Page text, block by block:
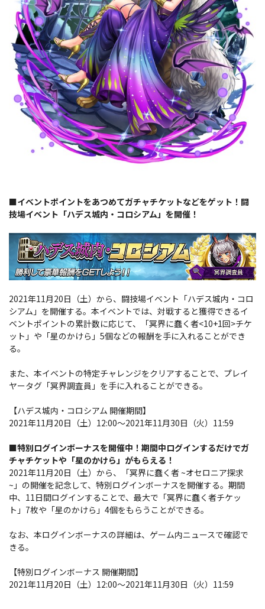
■イベントポイントをあつめてガチャチケットなどをゲット！闘
技場イベント「ハデス城内・コロシアム」を開催！
2021年11月20日（土）から、闘技場イベント「ハデス城内・コロ
シアム」を開催する。本イベントでは、対戦すると獲得できるイ
ベントポイントの累計数に応じて、「冥界に蠢く者<10+1回>チケ
ット」や「星のかけら」5個などの報酬を手に入れることができ
る。
また、本イベントの特定チャレンジをクリアすることで、プレイ
ヤータグ「冥界調査員」を手に入れることができる。
【ハデス城内・コロシアム 開催期間】
2021年11月20日（土）12:00～2021年11月30日（火）11:59
■特別ログインボーナスを開催中！期間中ログインするだけでガ
チャチケットや「星のかけら」がもらえる！
2021年11月20日（土）から、「冥界に蠢く者 ~オセロニア探求
~」の開催を記念して、特別ログインボーナスを開催する。期間
中、11日間ログインすることで、最大で「冥界に蠢く者チケッ
ト」7枚や「星のかけら」4個をもらうことができる。
なお、本ログインボーナスの詳細は、ゲーム内ニュースで確認で
きる。
【特別ログインボーナス 開催期間】
2021年11月20日（土）12:00〜2021年11月30日（火）11:59